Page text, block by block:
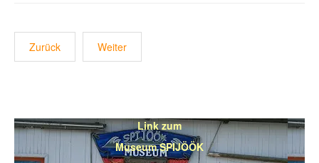
Zurück Weiter
Link zum
Museum SPIJÖÖK